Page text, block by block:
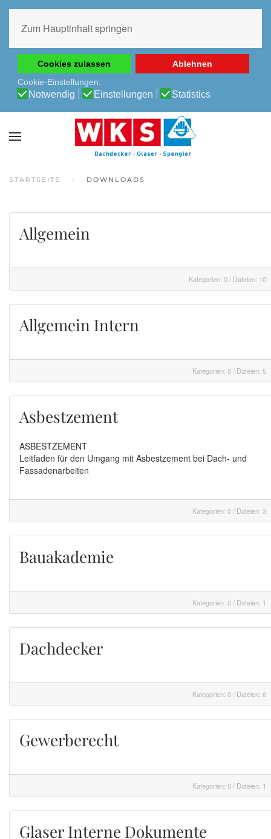
Erfahrung auf unserer Website zu ermöglichen.
Cookie-Richtlinie
Datenschutz-Bestimmungen
Cookies zulassen
Ablehnen
Cookie-Einstellungen:
Notwendig Einstellungen Statistics
Zum Hauptinhalt springen
STARTSEITE DOWNLOADS
Allgemein
Kategorien: 0/ Dateien: 10
Allgemein Intern
Kategorien: 0/ Dateien: 5
Asbestzement
ASBESTZEMENT
Leitfaden für den Umgang mit Asbestzement bei Dach- und
Fassadenarbeiten
Kategorien: 0/ Dateien: 3
Bauakademie
Kategorien: 0/ Dateien: 1
Dachdecker
Kategorien: 0/ Dateien: 6
Gewerberecht
Kategorien: 0/ Dateien: 1
Glaser Interne Dokumente